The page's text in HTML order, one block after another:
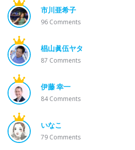
市川亜希子
96 Comments
椙山眞伍ヤタ
87 Comments
伊藤 幸一
84Comments
いなこ
79 Comments